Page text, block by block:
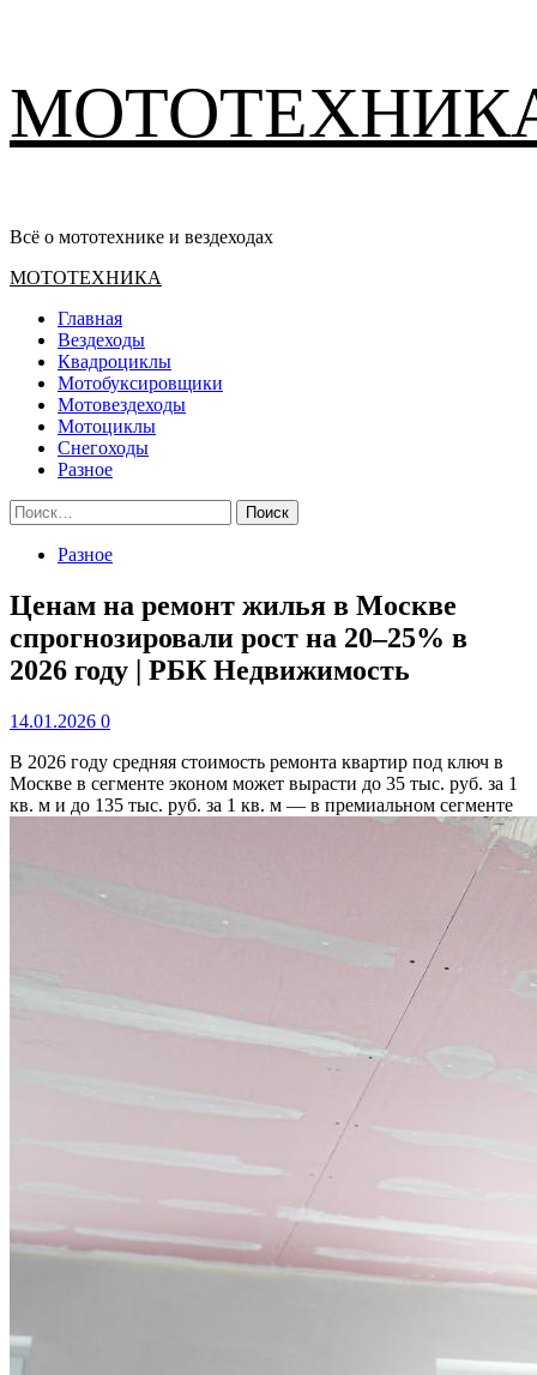
содержимому
Всё о мототехнике и вездеходах
Основное
МОТОТЕХНИКА
Главная
Вездеходы
Квадроциклы
Мотобуксировщики
Мотовездеходы
Мотоциклы
Снегоходы
Разное
Найти:
Разное
Ценам на ремонт жилья в Москве
спрогнозировали рост на 20–25% в
2026 году | РБК Недвижимость
14.01.2026 0
В 2026 году средняя стоимость ремонта квартир под ключ в
Москве в сегменте эконом может вырасти до 35 тыс. руб. за 1
кв. м и до 135 тыс. руб. за 1 кв. м — в премиальном сегменте